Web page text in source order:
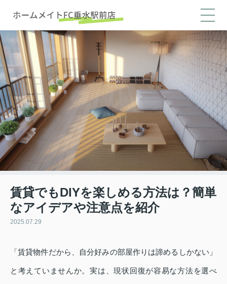
賃貸でもDIYを楽しめる方法は？簡単
なアイデアや注意点を紹介
2025.07.29
「賃貸物件だから、自分好みの部屋作りは諦めるしかない」
と考えていませんか。実は、現状回復が容易な方法を選べ